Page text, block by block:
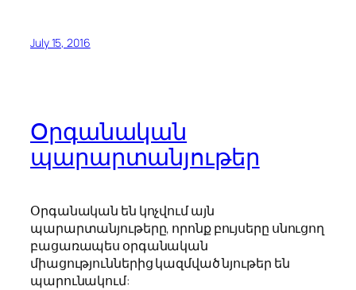
July 15, 2016
Օրգանական
պարարտանյութեր
Օրգանական են կոչվում այն
պարարտանյութերը, որոնք բույսերը սնուցող
բացառապես օրգանական
միացություններից կազմված նյութեր են
պարունակում: